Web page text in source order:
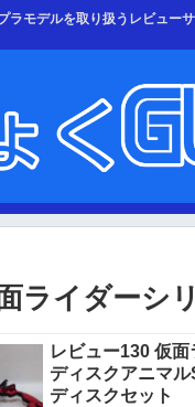
ラモデルを取り扱うレビューサ
ライダーシ
レビュー130 仮
ディスクアニマ
ディスクセット